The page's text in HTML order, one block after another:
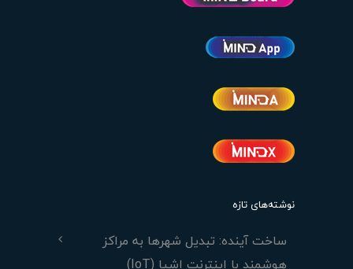
نوشته‌های تازه
ساخت آینده: تبدیل شهرها به مراکز
هوشمند با اینترنت اشیا (IoT)